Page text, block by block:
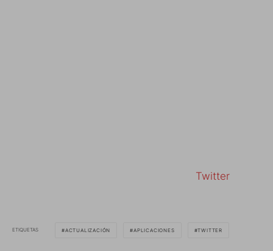
Twitter
ETIQUETAS ACTUALIZACIÓN APLICACIONES TWITTER